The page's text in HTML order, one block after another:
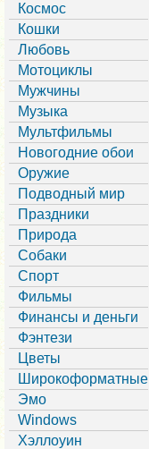
Космос
Кошки
Любовь
Мотоциклы
Мужчины
Музыка
Мультфильмы
Новогодние обои
Оружие
Подводный мир
Праздники
Природа
Собаки
Спорт
Фильмы
Финансы и деньги
Фэнтези
Цветы
Широкоформатные
Эмо
Windows
Хэллоуин